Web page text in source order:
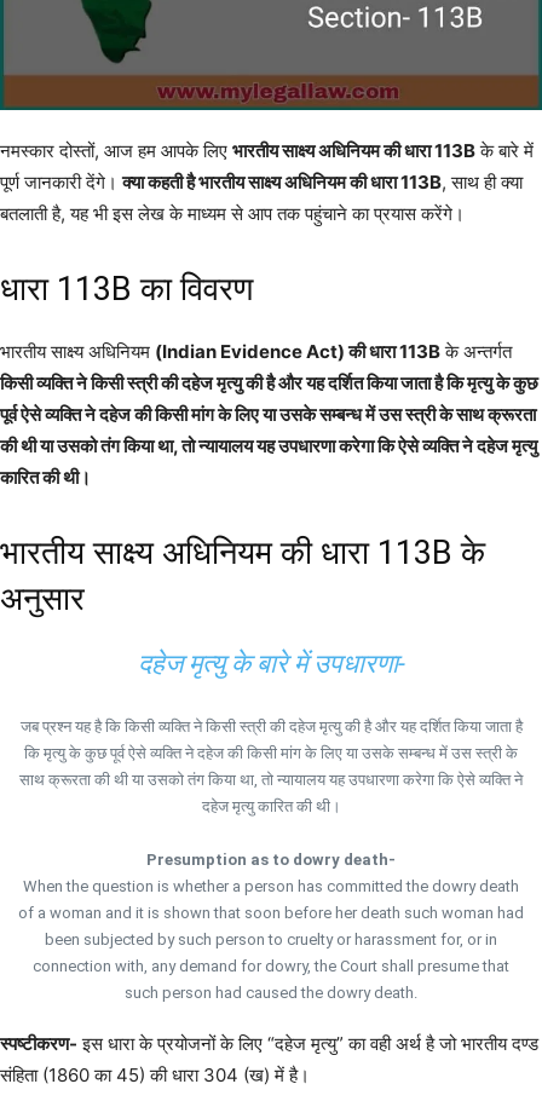
नमस्कार दोस्तों, आज हम आपके लिए भारतीय साक्ष्य अधिनियम की धारा 113Bके बारे में
पूर्ण जानकारी देंगे।क्या कहती है भारतीय साक्ष्य अधिनियम की धारा 113B, साथ ही क्या
बतलाती है, यह भी इस लेख के माध्यम से आप तक पहुंचाने का प्रयास करेंगे।
धारा 113B का विवरण
भारतीय साक्ष्य अधिनियम (Indian Evidence Act) की धारा 113Bके अन्तर्गत
किसी व्यक्ति ने किसी स्त्री की दहेज मृत्यु की है और यह दर्शित किया जाता है कि मृत्यु के कुछ
पूर्व ऐसे व्यक्ति ने दहेज की किसी मांग के लिए या उसके सम्बन्ध में उस स्त्री के साथ क्रूरता
की थी या उसको तंग किया था, तो न्यायालय यह उपधारणा करेगा कि ऐसे व्यक्ति ने दहेज मृत्यु
कारित की थी।
भारतीय साक्ष्य अधिनियम की धारा 113B के
अनुसार
दहेज मृत्यु के बारे में उपधारणा-
जब प्रश्न यह है कि किसी व्यक्ति ने किसी स्त्री की दहेज मृत्यु की है और यह दर्शित किया जाता है
कि मृत्यु के कुछ पूर्व ऐसे व्यक्ति ने दहेज की किसी मांग के लिए या उसके सम्बन्ध में उस स्त्री के
साथ क्रूरता की थी या उसको तंग किया था, तो न्यायालय यह उपधारणा करेगा कि ऐसे व्यक्ति ने
दहेज मृत्यु कारित की थी।
Presumption as to dowry death-
When the question is whether a person has committed the dowry death
of a woman and it is shown that soon before her death such woman had
been subjected by such person to cruelty or harassment for, or in
connection with, any demand for dowry, the Court shall presume that
such person had caused the dowry death.
स्पष्टीकरण- इस धारा के प्रयोजनों के लिए “दहेज मृत्यु” का वही अर्थ है जो भारतीय दण्ड
संहिता (1860 का 45) की धारा 304 (ख) में है।